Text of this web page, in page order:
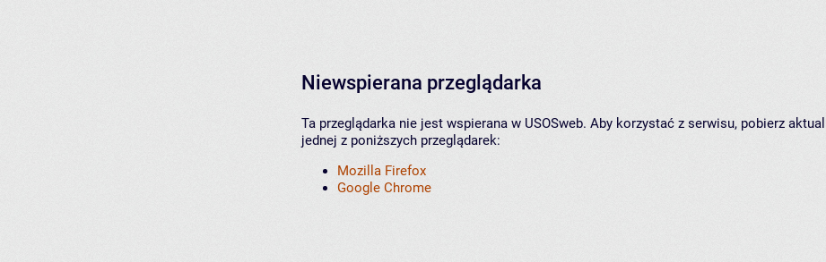
Niewspierana przeglądarka
Ta przeglądarka nie jest wspierana w USOSweb. Aby korzystać z serwisu, pobierz
jednej z poniższych przeglądarek:
Mozilla Firefox
Google Chrome